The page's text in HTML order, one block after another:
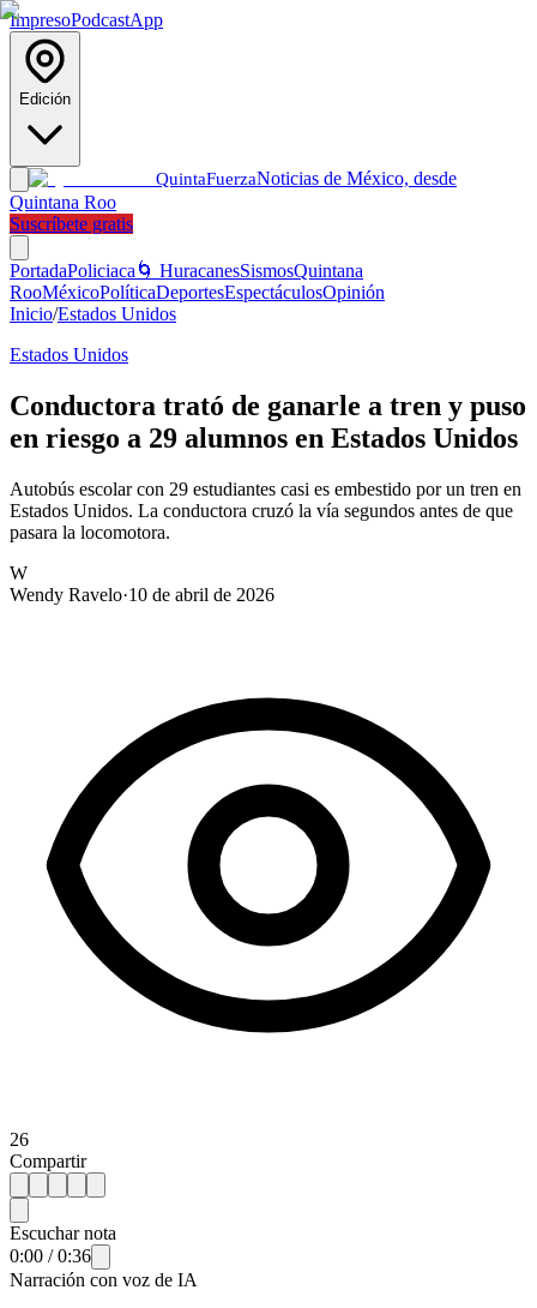
ImpresoPodcastApp
Edición
QuintaFuerzaNoticias de México, desde
Quintana Roo
Suscríbete gratis
PortadaPoliciaca 🌀 HuracanesSismosQuintana
RooMéxicoPolíticaDeportesEspectáculosOpinión
Inicio/Estados Unidos
Estados Unidos
Conductora trató de ganarle a tren y puso
en riesgo a 29 alumnos en Estados Unidos
Autobús escolar con 29 estudiantes casi es embestido por un tren en
Estados Unidos. La conductora cruzó la vía segundos antes de que
pasara la locomotora.
W
Wendy Ravelo·10 de abril de 2026
26
Compartir
Escuchar nota
0:00 /0:36
Narración con voz de IA